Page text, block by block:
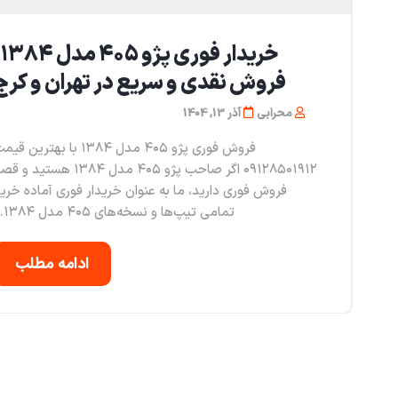
فروش نقدی و سریع در تهران و
محرابی آذر 13, 1404
فروش فوری پژو ۴۰۵ مدل ۱۳۸۴ با
۰۹۱۲۸۵۰۱۹۱۲ اگر صاحب پژو ۴۰۵ مدل ۱۳۸۴
فروش فوری دارید، ما به عنوان خریدار فوری آماده
تمامی تیپ‌ها و نسخه‌های ۴۰۵ مدل ۱۳۸۴...
ادامه مطلب